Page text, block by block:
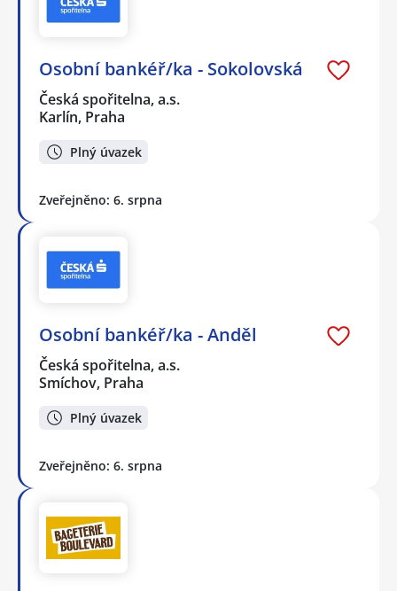
Osobní bankéř/ka - Sokolovská
Česká spořitelna, a.s.
Karlín, Praha
Plný úvazek
Zveřejněno: 6. srpna
Osobní bankéř/ka - Anděl
Česká spořitelna, a.s.
Smíchov, Praha
Plný úvazek
Zveřejněno: 6. srpna